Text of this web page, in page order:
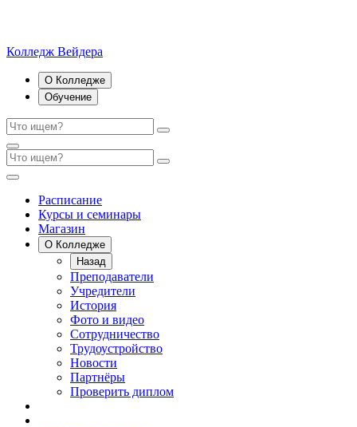
Колледж Вейдера
О Колледже
Обучение
Расписание
Курсы и семинары
Магазин
О Колледже
Назад
Преподаватели
Учредители
История
Фото и видео
Сотрудничество
Трудоустройство
Новости
Партнёры
Проверить диплом